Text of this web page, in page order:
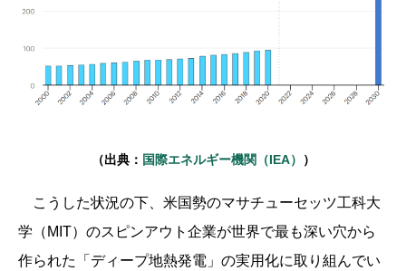
（出典： 国際エネルギー機関（IEA） ）
こうした状況の下、米国勢のマサチューセッツ工科大
学（MIT）のスピンアウト企業が世界で最も深い穴から
作られた「ディープ地熱発電」の実用化に取り組んでい